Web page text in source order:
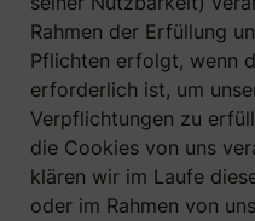
Rahmen der Erfüllung
Pflichten erfolgt, wenn
erforderlich ist, um
Verpflichtungen zu
die Cookies von uns
klären wir im Laufe
oder im Rahmen von